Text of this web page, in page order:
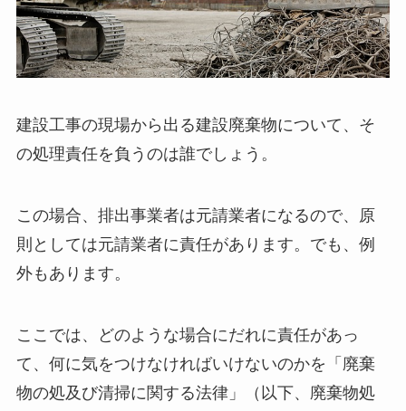
建設工事の現場から出る建設廃棄物について、そ
の処理責任を負うのは誰でしょう。
この場合、排出事業者は元請業者になるので、原
則としては元請業者に責任があります。でも、例
外もあります。
ここでは、どのような場合にだれに責任があっ
て、何に気をつけなければいけないのかを「廃棄
物の処及び清掃に関する法律」（以下、廃棄物処